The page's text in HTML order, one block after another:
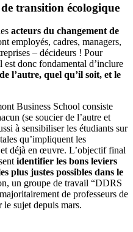
transition écologique
acteurs du changement de
employés, cadres, managers,
– décideurs ! Pour
donc fondamental d’inclure
l’autre, quel qu’il soit, et le
Business School consiste
(se soucier de l’autre et
à sensibiliser les étudiants sur
qu’impliquent les
déjà en œuvre. L’objectif final
identifier les bons leviers
plus justes possibles dans le
un groupe de travail “DDRS
de professeurs de
le sujet depuis mars.